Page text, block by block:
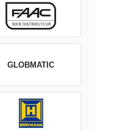
GLOBMATIC